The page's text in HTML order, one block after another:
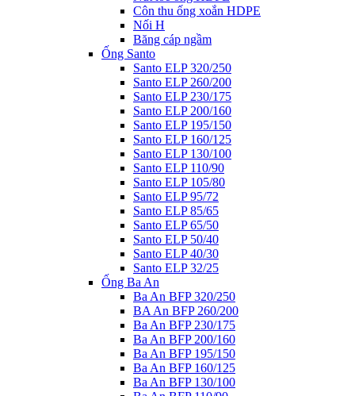
Côn thu ống xoắn HDPE
Nối H
Băng cáp ngầm
Ống Santo
Santo ELP 320/250
Santo ELP 260/200
Santo ELP 230/175
Santo ELP 200/160
Santo ELP 195/150
Santo ELP 160/125
Santo ELP 130/100
Santo ELP 110/90
Santo ELP 105/80
Santo ELP 95/72
Santo ELP 85/65
Santo ELP 65/50
Santo ELP 50/40
Santo ELP 40/30
Santo ELP 32/25
Ống Ba An
Ba An BFP 320/250
BA An BFP 260/200
Ba An BFP 230/175
Ba An BFP 200/160
Ba An BFP 195/150
Ba An BFP 160/125
Ba An BFP 130/100